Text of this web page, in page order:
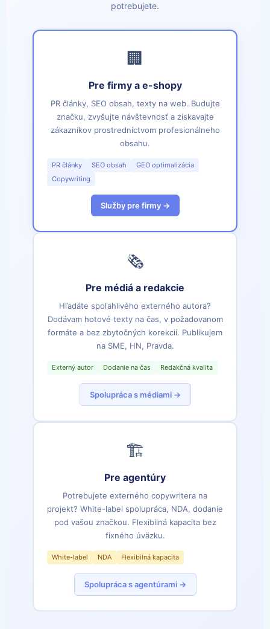
potrebujete.
🏢
Pre firmy a e-shopy
PR články, SEO obsah, texty na web. Budujte
značku, zvyšujte návštevnosť a získavajte
zákazníkov prostredníctvom profesionálneho
obsahu.
PR články SEO obsah
GEO optimalizácia
Copywriting
Služby pre firmy →
🗞️
Pre médiá a redakcie
Hľadáte spoľahlivého externého autora?
Dodávam hotové texty na čas, v požadovanom
formáte a bez zbytočných korekcií. Publikujem
na SME, HN, Pravda.
Externý autor Dodanie na čas Redakčná kvalita
Spolupráca s médiami →
🏗️
Pre agentúry
Potrebujete externého copywritera na
projekt? White-label spolupráca, NDA, dodanie
pod vašou značkou. Flexibilná kapacita bez
fixného úväzku.
White-label NDA Flexibilná kapacita
Spolupráca s agentúrami →